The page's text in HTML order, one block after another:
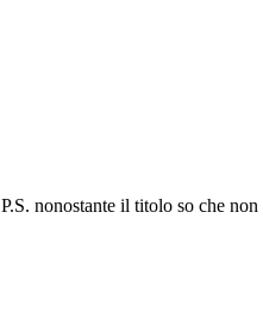
P.S. nonostante il titolo so che